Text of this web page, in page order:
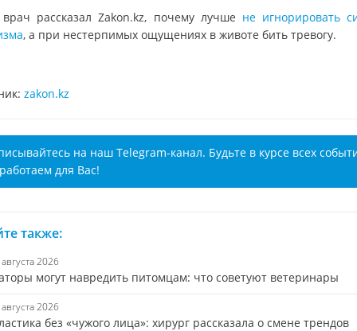
рассказал Zakon.kz, почему лучше не игнорировать
, а при нестерпимых ощущениях в животе бить тревогу.
zakon.kz
на наш Telegram-канал. Будьте в курсе всех
для Вас!
также:
2026
могут навредить питомцам: что советуют ветеринары
2026
без «чужого лица»: хирург рассказала о смене трендов